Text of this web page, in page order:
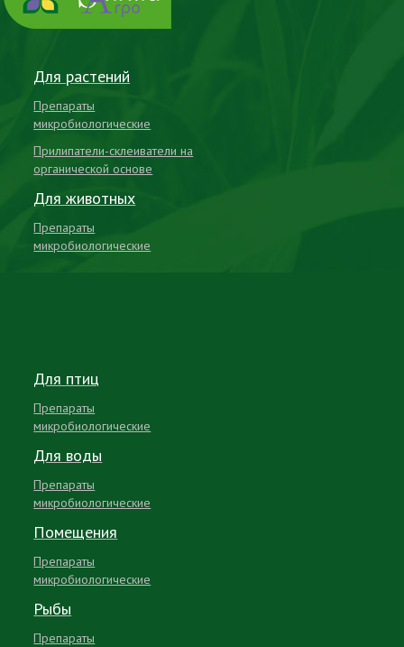
Для растений
Препараты
микробиологические
Прилипатели-склеиватели на
органической основе
Для животных
Препараты
микробиологические
Для птиц
Препараты
микробиологические
Для воды
Препараты
микробиологические
Помещения
Препараты
микробиологические
Рыбы
Препараты